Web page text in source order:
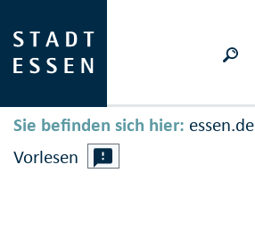
Sie befinden sich hier: essen.de
Vorlesen